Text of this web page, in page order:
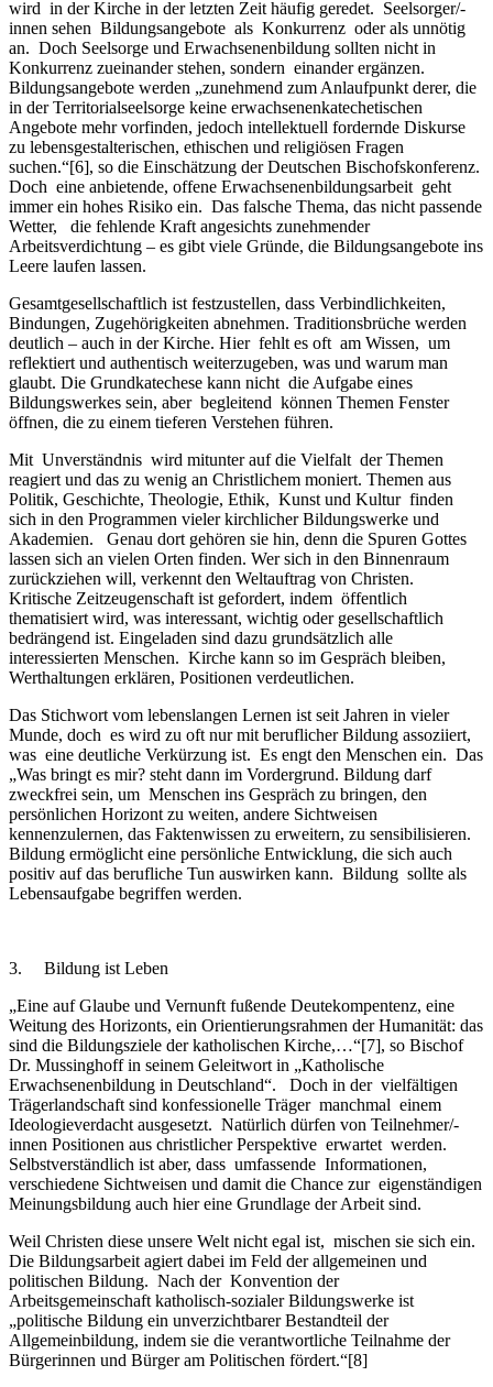
wird in der Kirche in der letzten Zeit häufig geredet. Seelsorger/-
innen sehen Bildungsangebote als Konkurrenz oder als unnötig
an. Doch Seelsorge und Erwachsenenbildung sollten nicht in
Konkurrenz zueinander stehen, sondern einander ergänzen.
Bildungsangebote werden „zunehmend zum Anlaufpunkt derer, die
in der Territorialseelsorge keine erwachsenenkatechetischen
Angebote mehr vorfinden, jedoch intellektuell fordernde Diskurse
zu lebensgestalterischen, ethischen und religiösen Fragen
suchen.“[6], so die Einschätzung der Deutschen Bischofskonferenz.
Doch eine anbietende, offene Erwachsenenbildungsarbeit geht
immer ein hohes Risiko ein. Das falsche Thema, das nicht passende
Wetter, die fehlende Kraft angesichts zunehmender
Arbeitsverdichtung – es gibt viele Gründe, die Bildungsangebote ins
Leere laufen lassen.
Gesamtgesellschaftlich ist festzustellen, dass Verbindlichkeiten,
Bindungen, Zugehörigkeiten abnehmen. Traditionsbrüche werden
deutlich – auch in der Kirche. Hier fehlt es oft am Wissen, um
reflektiert und authentisch weiterzugeben, was und warum man
glaubt. Die Grundkatechese kann nicht die Aufgabe eines
Bildungswerkes sein, aber begleitend können Themen Fenster
öffnen, die zu einem tieferen Verstehen führen.
Mit Unverständnis wird mitunter auf die Vielfalt der Themen
reagiert und das zu wenig an Christlichem moniert. Themen aus
Politik, Geschichte, Theologie, Ethik, Kunst und Kultur finden
sich in den Programmen vieler kirchlicher Bildungswerke und
Akademien. Genau dort gehören sie hin, denn die Spuren Gottes
lassen sich an vielen Orten finden. Wer sich in den Binnenraum
zurückziehen will, verkennt den Weltauftrag von Christen.
Kritische Zeitzeugenschaft ist gefordert, indem öffentlich
thematisiert wird, was interessant, wichtig oder gesellschaftlich
bedrängend ist. Eingeladen sind dazu grundsätzlich alle
interessierten Menschen. Kirche kann so im Gespräch bleiben,
Werthaltungen erklären, Positionen verdeutlichen.
Das Stichwort vom lebenslangen Lernen ist seit Jahren in vieler
Munde, doch es wird zu oft nur mit beruflicher Bildung assoziiert,
was eine deutliche Verkürzung ist. Es engt den Menschen ein. Das
„Was bringt es mir? steht dann im Vordergrund. Bildung darf
zweckfrei sein, um Menschen ins Gespräch zu bringen, den
persönlichen Horizont zu weiten, andere Sichtweisen
kennenzulernen, das Faktenwissen zu erweitern, zu sensibilisieren.
Bildung ermöglicht eine persönliche Entwicklung, die sich auch
positiv auf das berufliche Tun auswirken kann. Bildung sollte als
Lebensaufgabe begriffen werden.
3. Bildung ist Leben
„Eine auf Glaube und Vernunft fußende Deutekompentenz, eine
Weitung des Horizonts, ein Orientierungsrahmen der Humanität: das
sind die Bildungsziele der katholischen Kirche,…“[7], so Bischof
Dr. Mussinghoff in seinem Geleitwort in „Katholische
Erwachsenenbildung in Deutschland“. Doch in der vielfältigen
Trägerlandschaft sind konfessionelle Träger manchmal einem
Ideologieverdacht ausgesetzt. Natürlich dürfen von Teilnehmer/-
innen Positionen aus christlicher Perspektive erwartet werden.
Selbstverständlich ist aber, dass umfassende Informationen,
verschiedene Sichtweisen und damit die Chance zur eigenständigen
Meinungsbildung auch hier eine Grundlage der Arbeit sind.
Weil Christen diese unsere Welt nicht egal ist, mischen sie sich ein.
Die Bildungsarbeit agiert dabei im Feld der allgemeinen und
politischen Bildung. Nach der Konvention der
Arbeitsgemeinschaft katholisch-sozialer Bildungswerke ist
„politische Bildung ein unverzichtbarer Bestandteil der
Allgemeinbildung, indem sie die verantwortliche Teilnahme der
Bürgerinnen und Bürger am Politischen fördert.“[8]